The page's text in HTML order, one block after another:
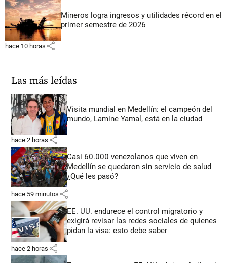
Mineros logra ingresos y utilidades récord en el
primer semestre de 2026
hace 10 horas share
Las más leídas
Visita mundial en Medellín: el campeón del
mundo, Lamine Yamal, está en la ciudad
hace 2 horas share
Casi 60.000 venezolanos que viven en
Medellín se quedaron sin servicio de salud
¿Qué les pasó?
hace 59 minutos share
EE. UU. endurece el control migratorio y
exigirá revisar las redes sociales de quienes
pidan la visa: esto debe saber
hace 2 horas share